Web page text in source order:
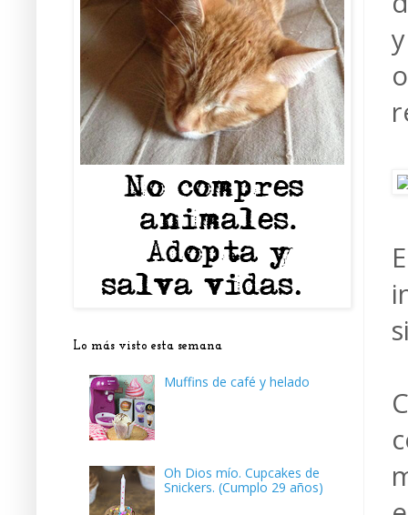
Lo más visto esta semana
Muffins de café y helado
Oh Dios mío. Cupcakes de
Snickers. (Cumplo 29 años)